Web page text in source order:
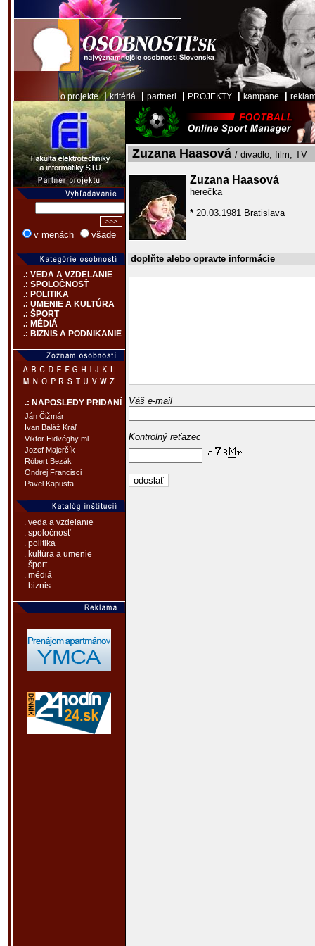
o projekte|kritériá partneri PROJEKTY kampane
v menách všade
.: VEDA A VZDELANIE
.: SPOLOČNOSŤ
.: POLITIKA
.: UMENIE A KULTÚRA
.: ŠPORT
.: MÉDIÁ
.: BIZNIS A PODNIKANIE
.: NAPOSLEDY PRIDANÍ
Ján Čižmár
Ivan Baláž Kráľ
Viktor Hidvéghy ml.
Jozef Majerčík
Róbert Bezák
Ondrej Francisci
Pavel Kapusta
. veda a vzdelanie
. spoločnosť
. politika
. kultúra a umenie
. šport
. médiá
. biznis
Zuzana Haasová / divadlo, film, TV
Zuzana Haasová
herečka
* 20.03.1981 Bratislava
doplňte alebo opravte informácie
Váš e-mail
Kontrolný reťazec